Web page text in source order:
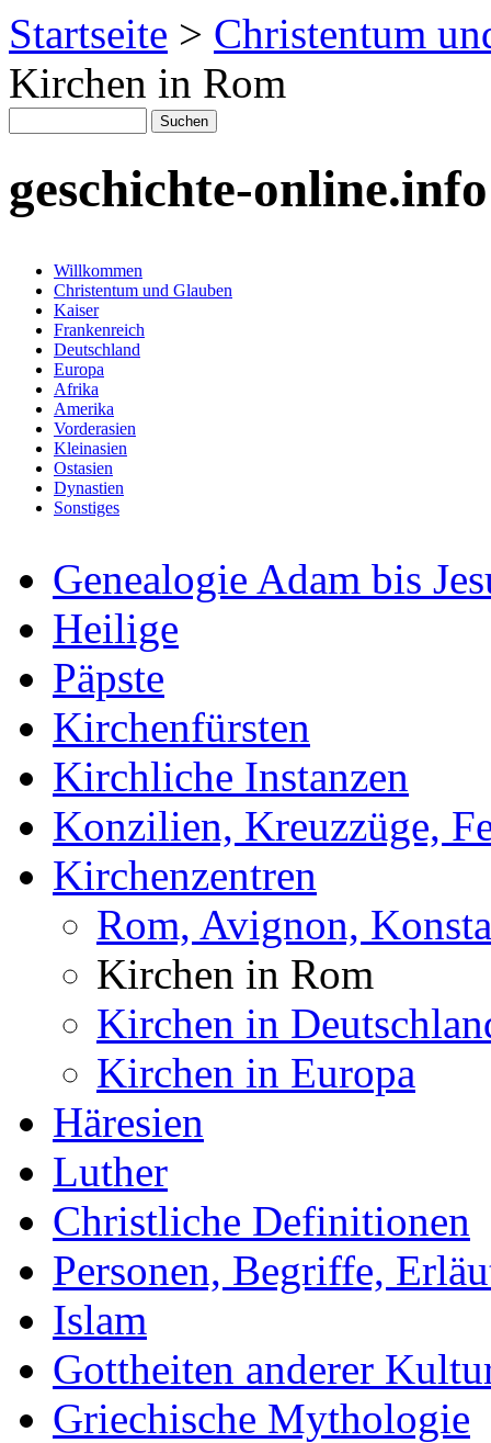
Startseite > Christentum
Kirchen in Rom
geschichte-online.info
Willkommen
Christentum und Glauben
Kaiser
Frankenreich
Deutschland
Europa
Afrika
Amerika
Vorderasien
Kleinasien
Ostasien
Dynastien
Sonstiges
Genealogie Adam bis
Heilige
Päpste
Kirchenfürsten
Kirchliche Instanzen
Konzilien, Kreuzzüge,
Kirchenzentren
Rom, Avignon,
Kirchen in Rom
Kirchen in
Kirchen in Europa
Häresien
Luther
Christliche Definitionen
Personen, Begriffe,
Islam
Gottheiten anderer
Griechische Mythologie